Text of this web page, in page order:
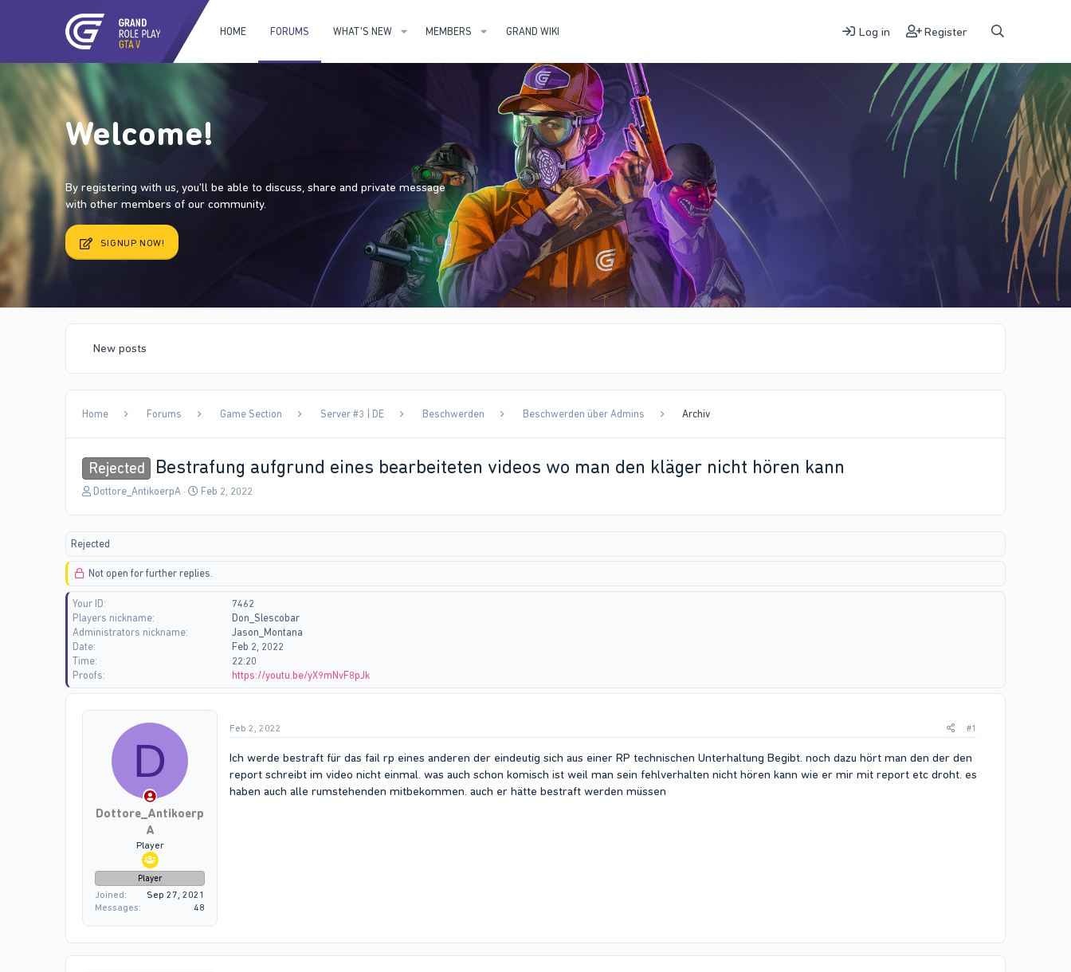
HOME FORUMS WHAT'S NEW MEMBERS GRAND WIKI Log in Register
Welcome!
By registering with us, you'll be able to discuss, share and private message
with other members of our community.
SIGNUP NOW!
New posts
Home Forums Game Section Server #3 | DE Beschwerden Beschwerden über Admins Archiv
Rejected Bestrafung aufgrund eines bearbeiteten videos wo man den kläger nicht hören kann
T
a
s
a
r
t
e
r
Dottore_AntikoerpA
S
a
Feb 2, 2022
Rejected
Not open for further replies.
Your ID
7462
Players nickname
Don_Slescobar
Administrators nickname
Jason_Montana
Date
Feb 2, 2022
Time
22:20
Proofs
https://youtu.be/yX9mNvF8pJk
D
Dottore_Antikoerp
A
Player
Player
Joined
Sep 27, 2021
Messages
48
Feb 2, 2022 #1
Ich werde bestraft für das fail rp eines anderen der eindeutig sich aus einer RP technischen Unterhaltung Begibt. noch dazu hört man den der den
report schreibt im video nicht einmal. was auch schon komisch ist weil man sein fehlverhalten nicht hören kann wie er mir mit report etc droht. es
haben auch alle rumstehenden mitbekommen. auch er hätte bestraft werden müssen